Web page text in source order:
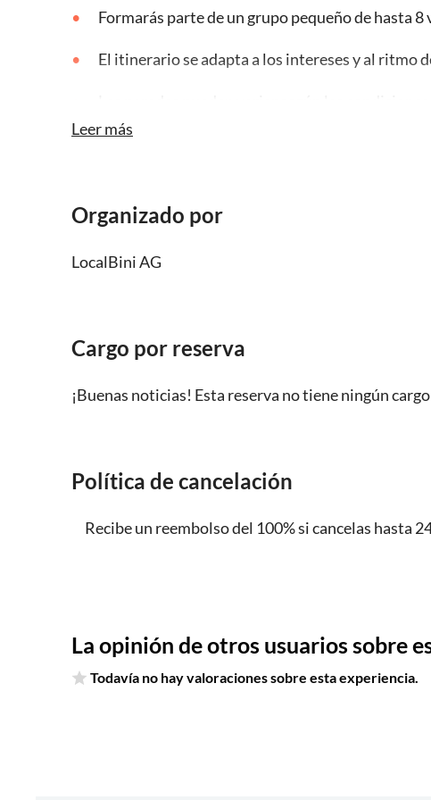
Formarás parte de un grupo pequeño de hasta 8
El itinerario se adapta a los intereses y al ritmo
Se excluyen las entradas a transportes, museos y
Leer más
Organizado por
LocalBini AG
Cargo por reserva
¡Buenas noticias! Esta reserva no tiene ningún
Política de cancelación
Recibe un reembolso del 100% si cancelas hasta
La opinión de otros usuarios sobre
Todavía no hay valoraciones sobre esta experiencia.